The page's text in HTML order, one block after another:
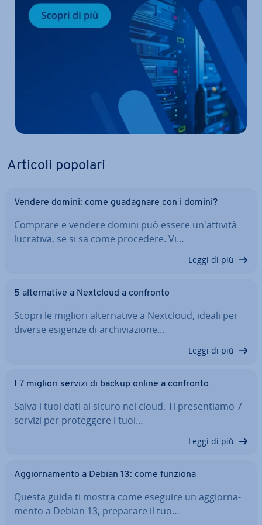
Articoli popolari
Vendere domini: come gua­da­gna­re con i domini?
Comprare e vendere domini può essere un'at­ti­vi­tà
lucrativa, se si sa come procedere. Vi…
Leggi di più
5 al­ter­na­ti­ve a Nextcloud a confronto
Scopri le migliori al­ter­na­ti­ve a Nextcloud, ideali per
diverse esigenze di ar­chi­via­zio­ne…
Leggi di più
I 7 migliori servizi di backup online a confronto
Salva i tuoi dati al sicuro nel cloud. Ti pre­sen­tia­mo 7
servizi per pro­teg­ge­re i tuoi…
Leggi di più
Ag­gior­na­men­to a Debian 13: come funziona
Questa guida ti mostra come eseguire un ag­gior­na­
men­to a Debian 13, preparare il tuo…